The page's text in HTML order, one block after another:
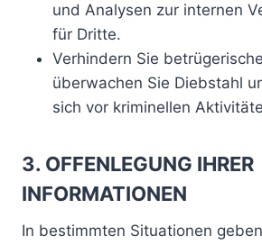
und Analysen zur internen
für Dritte.
Verhindern Sie
überwachen Sie Diebstahl
sich vor kriminellen
3. OFFENLEGUNG IHRER
INFORMATIONEN
In bestimmten Situationen